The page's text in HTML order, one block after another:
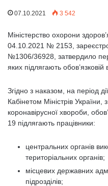
07.10.2021 3 542
Міністерство охорони
04.10.2021 № 2153,
№1306/36928, затвердило
яких підлягають
Згідно з наказом, на період
Кабінетом Міністрів
коронавірусної хвороби,
19 підлягають працівники:
центральних органів
територіальних органів;
місцевих державних
підрозділів;